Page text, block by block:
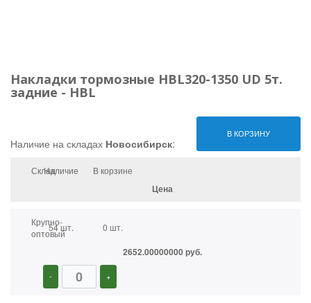
Накладки тормозные HBL320-1350 UD 5т.
задние - HBL
В КОРЗИНУ
Наличие на складах Новосибирск:
СкладНаличие В корзине
Цена
Крупно-
оптовый
54 шт. 0 шт.
2652.00000000 руб.
- +